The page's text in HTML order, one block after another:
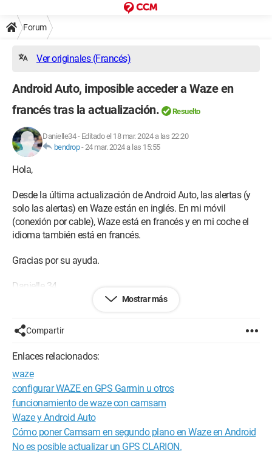
Forum
Ver originales (Francés)
Android Auto, imposible acceder a Waze en
francés tras la actualización.
Resuelto
Danielle34- Editado el 18 mar. 2024 a las 22:20
bendrop-24 mar. 2024 a las 15:55
Hola,
Desde la última actualización de Android Auto, las alertas (y
solo las alertas) en Waze están en inglés. En mi móvil
(conexión por cable), Waze está en francés y en mi coche el
idioma también está en francés.
Gracias por su ayuda.
Danielle 34
Mostrar más
Compartir
Enlaces relacionados:
waze
configurar WAZE en GPS Garmin u otros
funcionamiento de waze con camsam
Waze y Android Auto
Cómo poner Camsam en segundo plano en Waze en Android
No es posible actualizar un GPS CLARION.